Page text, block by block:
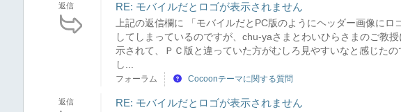
返信 RE: モバイルだとロゴが表示されません
上記の返信欄に 「モバイルだとPC版のようにヘッダー画像にロ
してしまっているのですが、chu-yaさまとわいひらさまのご教
示されて、ＰＣ版と違っていた方がむしろ見やすいなと感じた
し...
フォーラム Cocoonテーマに関する質問
返信 RE: モバイルだとロゴが表示されません